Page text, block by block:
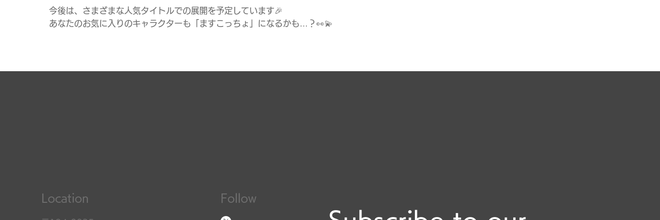
今後は、さまざまな人気タイトルでの展開を予定しています🎉
あなたのお気に入りのキャラクターも「ますこっちょ」になるかも…？👀💫
Location Follow